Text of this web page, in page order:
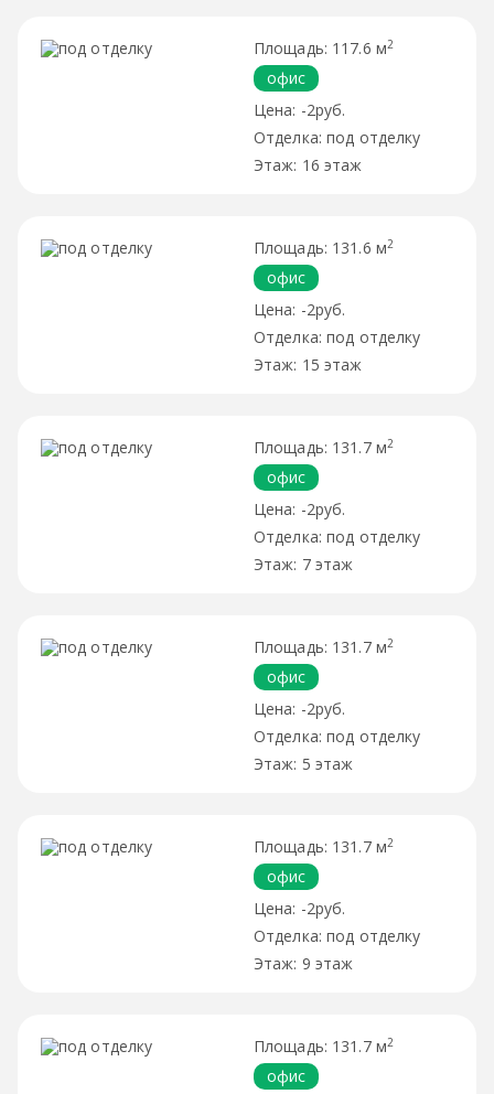
117.6 м2
офис
-2руб.
под отделку
16 этаж
131.6 м2
офис
-2руб.
под отделку
15 этаж
131.7 м2
офис
-2руб.
под отделку
7 этаж
131.7 м2
офис
-2руб.
под отделку
5 этаж
131.7 м2
офис
-2руб.
под отделку
9 этаж
131.7 м2
офис